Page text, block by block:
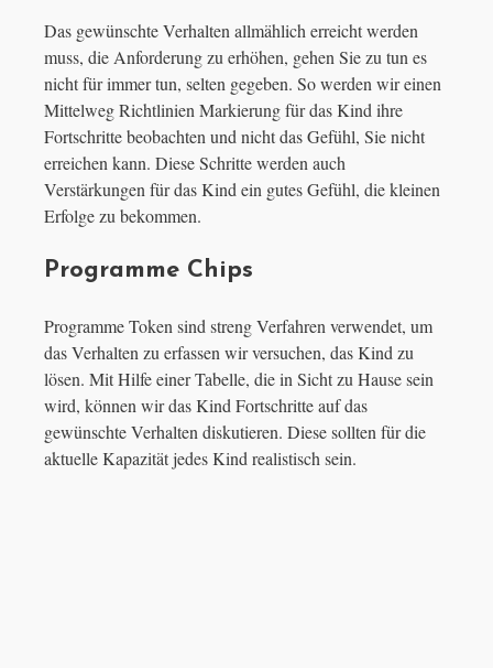
Das gewünschte Verhalten allmählich erreicht werden
muss, die Anforderung zu erhöhen, gehen Sie zu tun es
nicht für immer tun, selten gegeben. So werden wir einen
Mittelweg Richtlinien Markierung für das Kind ihre
Fortschritte beobachten und nicht das Gefühl, Sie nicht
erreichen kann. Diese Schritte werden auch
Verstärkungen für das Kind ein gutes Gefühl, die kleinen
Erfolge zu bekommen.
Programme Chips
Programme Token sind streng Verfahren verwendet, um
das Verhalten zu erfassen wir versuchen, das Kind zu
lösen. Mit Hilfe einer Tabelle, die in Sicht zu Hause sein
wird, können wir das Kind Fortschritte auf das
gewünschte Verhalten diskutieren. Diese sollten für die
aktuelle Kapazität jedes Kind realistisch sein.